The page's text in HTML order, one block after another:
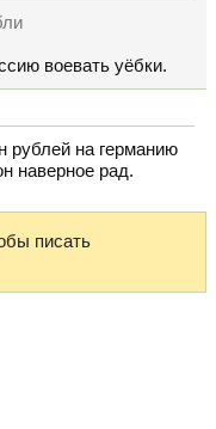
воевать уёбки.
рублей на германию
наверное рад.
писать